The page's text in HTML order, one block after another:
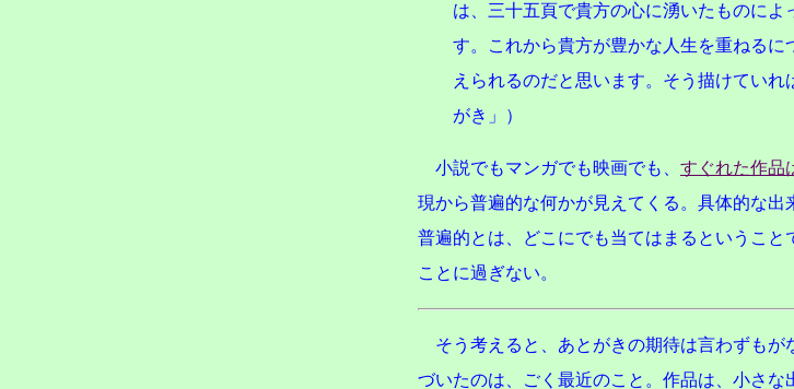
は、三十五頁で貴方の心に湧いたものに
す。これから貴方が豊かな人生を重ねる
えられるのだと思います。そう描けていれ
がき」）
小説でもマンガでも映画でも、 すぐれた作品
現から普遍的な何かが見えてくる。具体的な出
普遍的とは、どこにでも当てはまるということ
ことに過ぎない。
そう考えると、あとがきの期待は言わずも
づいたのは、ごく最近のこと。作品は、小さな